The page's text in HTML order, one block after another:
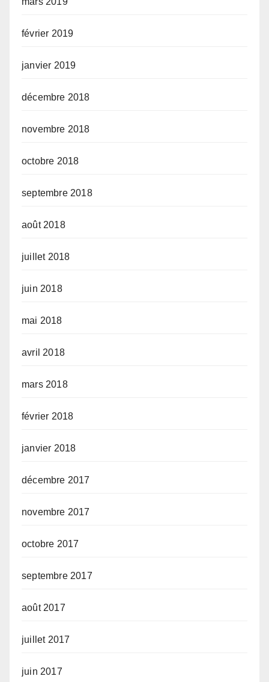
février 2019
janvier 2019
décembre 2018
novembre 2018
octobre 2018
septembre 2018
août 2018
juillet 2018
juin 2018
mai 2018
avril 2018
mars 2018
février 2018
janvier 2018
décembre 2017
novembre 2017
octobre 2017
septembre 2017
août 2017
juillet 2017
juin 2017